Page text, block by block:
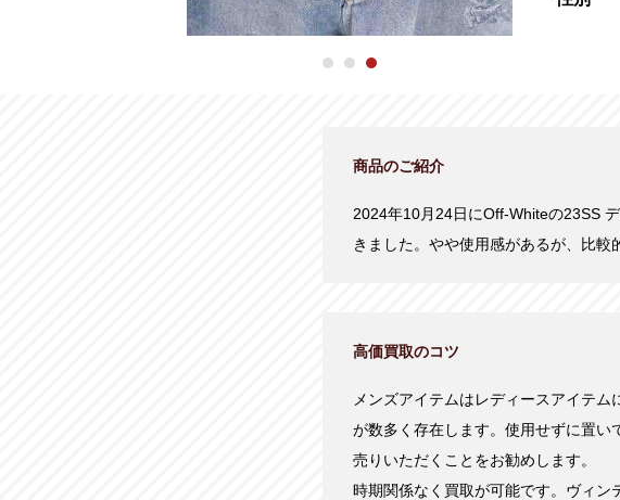
商品のご紹介
2024年10月24日にOff-Whiteの23SS
きました。やや使用感があるが、比較
高価買取のコツ
メンズアイテムはレディースアイテ
が数多く存在します。使用せずに置い
売りいただくことをお勧めします。
時期関係なく買取が可能です。ヴィ